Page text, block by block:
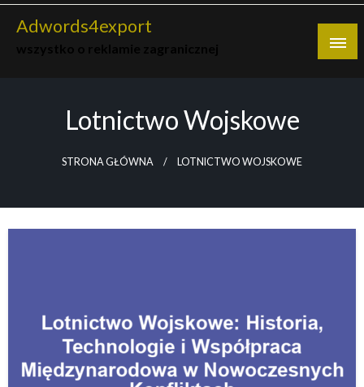
Skip
Adwords4export
Lotnictwo Wojskowe
STRONA GŁÓWNA LOTNICTWO WOJSKOWE